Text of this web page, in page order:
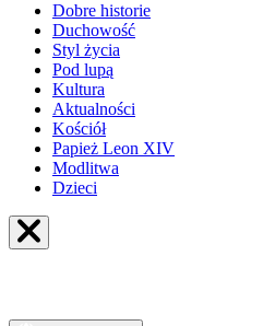
Dobre historie
Duchowość
Styl życia
Pod lupą
Kultura
Aktualności
Kościół
Papież Leon XIV
Modlitwa
Dzieci